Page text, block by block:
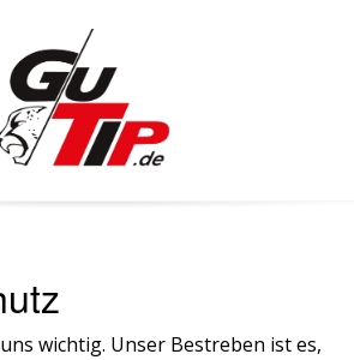
wichtig. Unser Bestreben ist es,